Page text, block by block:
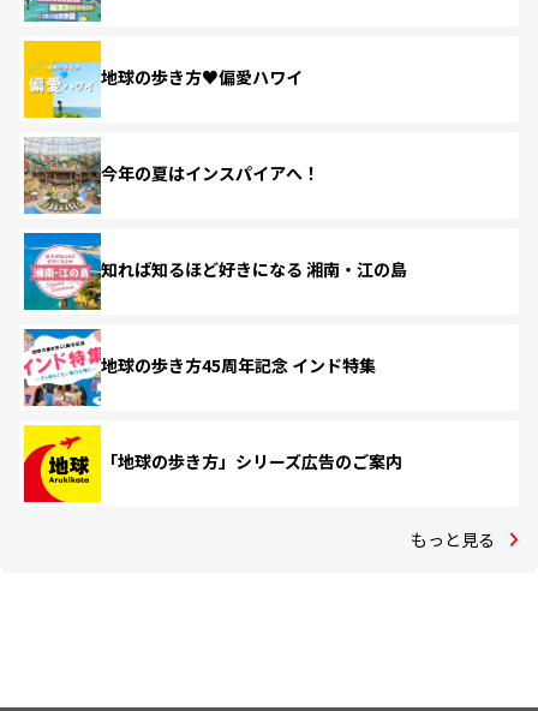
地球の歩き方♥偏愛ハワイ
今年の夏はインスパイアへ！
知れば知るほど好きになる 湘南・江の島
地球の歩き方45周年記念 インド特集
「地球の歩き方」シリーズ広告のご案内
もっと見る